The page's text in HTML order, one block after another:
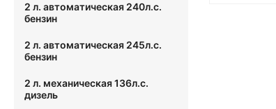
2 л. автоматическая 240л.с.
бензин
2 л. автоматическая 245л.с.
бензин
2 л. механическая 136л.с.
дизель